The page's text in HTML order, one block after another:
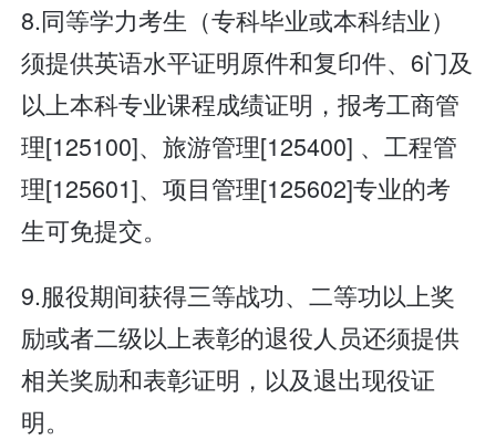
8.同等学力考生（专科毕业或本科结业）
须提供英语水平证明原件和复印件、6门及
以上本科专业课程成绩证明，报考工商管
理[125100]、旅游管理[125400] 、工程管
理[125601]、项目管理[125602]专业的考
生可免提交。
9.服役期间获得三等战功、二等功以上奖
励或者二级以上表彰的退役人员还须提供
相关奖励和表彰证明，以及退出现役证
明。